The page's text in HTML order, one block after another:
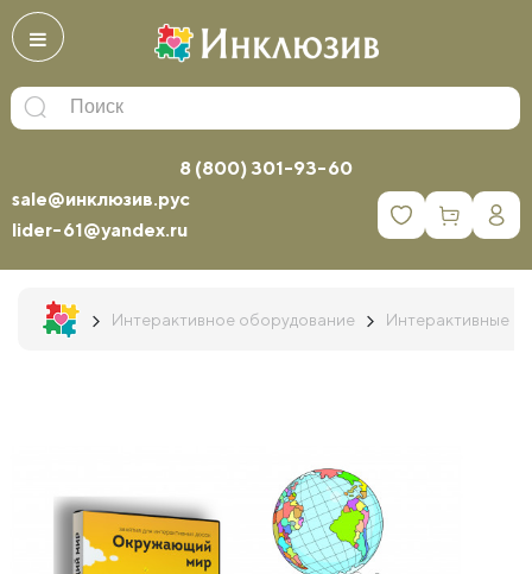
8 (800) 301-93-60
sale@инклюзив.рус
lider-61@yandex.ru
0
Интерактивное оборудование Интерактивные